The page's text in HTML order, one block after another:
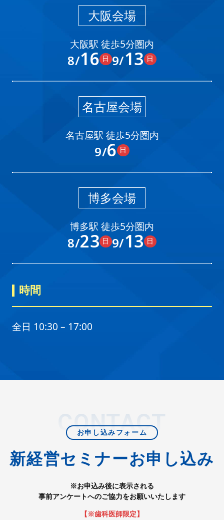
大阪会場
大阪駅 徒歩5分圏内
8/16 日 9/13 日
名古屋会場
名古屋駅 徒歩5分圏内
9/6 日
博多会場
博多駅 徒歩5分圏内
8/23 日 9/13 日
時間
全日 10:30 – 17:00
お申し込みフォーム
新経営セミナーお申し込み
※お申込み後に表示される
事前アンケートへのご協力をお願いいたします
【※歯科医師限定】